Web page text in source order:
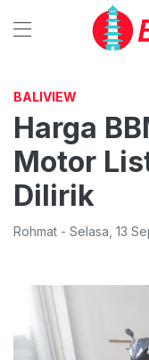
BALIVIEW
Harga
Motor
Dilirik
Rohmat - Selasa 13